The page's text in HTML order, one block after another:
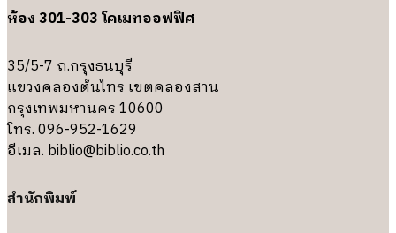
ห้อง 301-303 โคเมทออฟฟิศ
35/5-7 ถ.กรุงธนบุรี
แขวงคลองต้นไทร เขตคลองสาน
กรุงเทพมหานคร 10600
โทร. 096-952-1629
อีเมล. biblio@biblio.co.th
สำนักพิมพ์